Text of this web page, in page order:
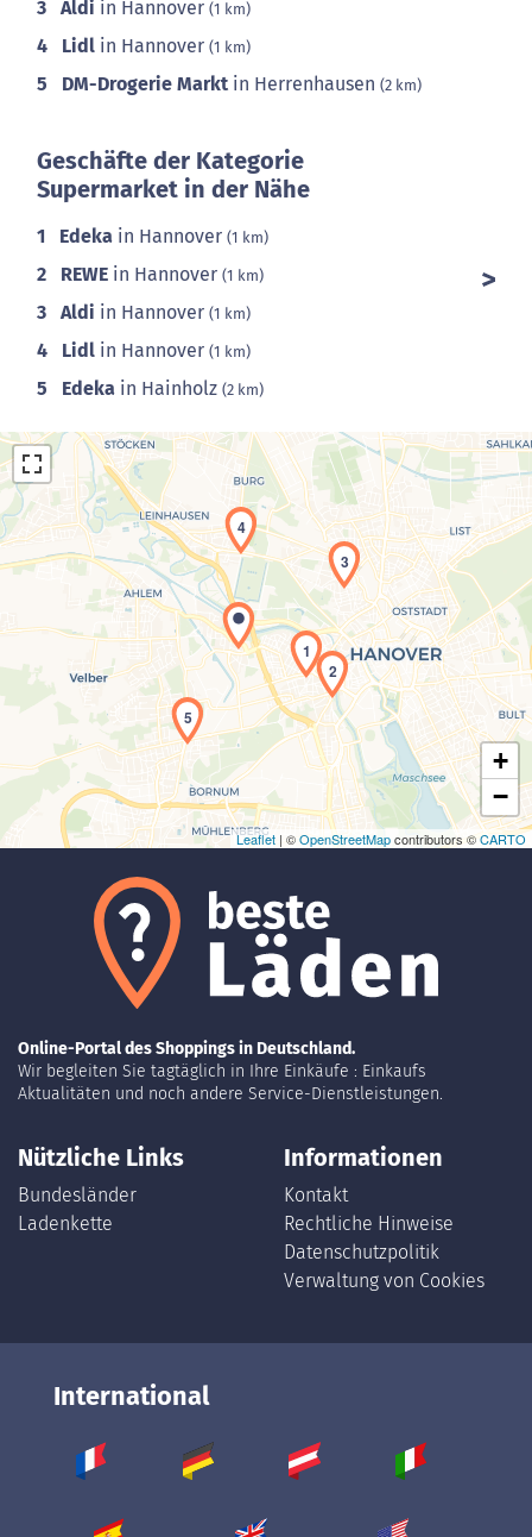
3 Aldi in Hannover (1 km)
4 Lidl in Hannover (1 km)
5 DM-Drogerie Markt in Herrenhausen (2 km)
Geschäfte der Kategorie
Supermarket in der Nähe
1 Edeka in Hannover (1 km)
2 REWE in Hannover (1 km)
3 Aldi in Hannover (1 km)
4 Lidl in Hannover (1 km)
5 Edeka in Hainholz (2 km)
Laden der Karte...
1
2
3
4
5
+
−
Leaflet | ©OpenStreetMapcontributors ©CARTO
Online-Portal des Shoppings in Deutschland.
Wir begleiten Sie tagtäglich in Ihre Einkäufe : Einkaufs
Aktualitäten und noch andere Service-Dienstleistungen.
Nützliche Links
Bundesländer
Ladenkette
Informationen
Kontakt
Rechtliche Hinweise
Datenschutzpolitik
Verwaltung von Cookies
International